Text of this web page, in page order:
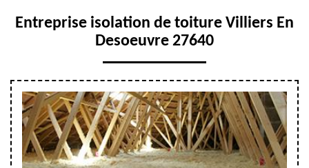
Entreprise isolation de toiture Villiers En
Desoeuvre 27640